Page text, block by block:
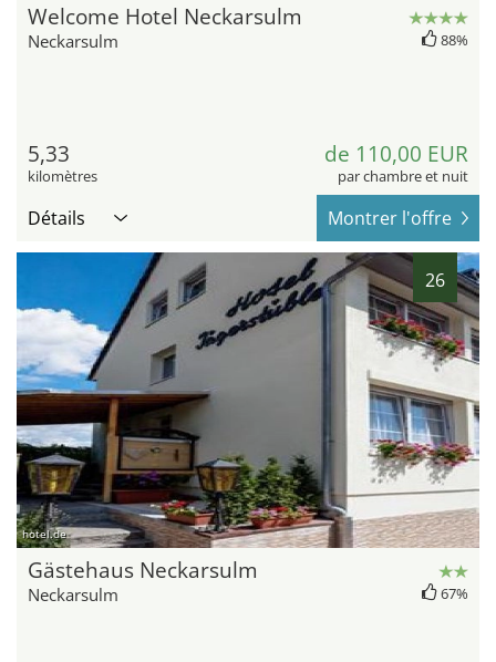
Welcome Hotel Neckarsulm
Neckarsulm 88%
5,33
kilomètres
de 110,00 EUR
par chambre et nuit
Détails Montrer l'offre
26
hotel.de
Gästehaus Neckarsulm
Neckarsulm 67%